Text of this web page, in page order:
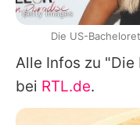
Alle Infos zu
bei RTL.de.
Getty Images
Die US-